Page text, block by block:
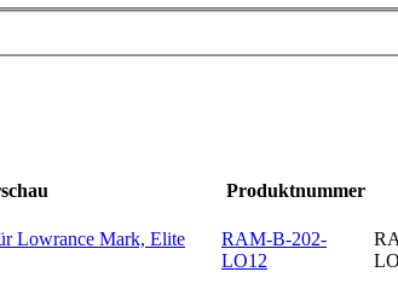
Produktnummer
RAM-B-202-
LO12